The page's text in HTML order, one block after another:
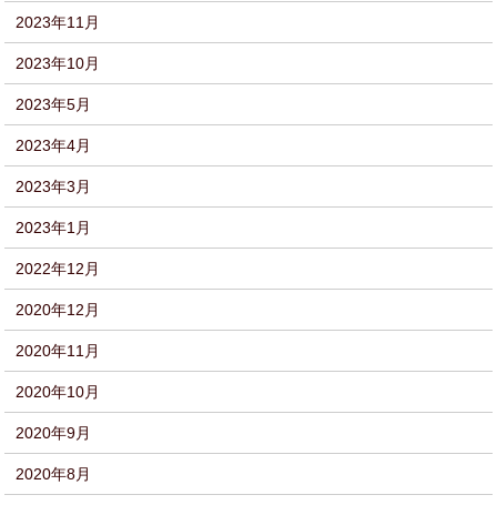
2023年11月
2023年10月
2023年5月
2023年4月
2023年3月
2023年1月
2022年12月
2020年12月
2020年11月
2020年10月
2020年9月
2020年8月